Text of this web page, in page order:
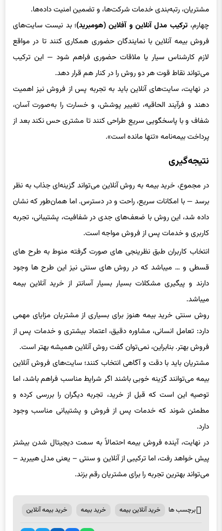
مشتریان، رتبه‌بندی خدمات شرکت‌ها، و تضمین امنیت داده‌ها.
چهارم،ترکیب مدل آنلاین و آفلاین (هومبرید)؛ بد نیست سایت‌های
فروش بیمه آنلاین با نمایندگان حضوری همکاری کنند تا در مواقع
لازم کارشناس سیار یا ملاقات حضوری فراهم شود — این ترکیب
می‌تواند نقاط قوت هر دو روش را در کنار هم قرار دهد.
در نهایت، سایت‌های آنلاین باید به تجربه پس از فروش نیز اهمیت
دهند و فرآیند الحاقیه، تغییر پوشش، و خسارت را به‌صورت آسان،
شفاف و با پاسخگویی سریع طراحی کنند تا مشتری حس نکند بعد از
پرداخت بیمه‌نامه «تنها مانده است».
نتیجه‌گیری
در مجموع، خرید بیمه به روش آنلاین می‌تواند گزینه‌ای جذاب به نظر
برسد — با امکانات سریع، راحت و در دسترس. اما همان‌طور که نشان
داده شد، این روش با ضعف‌های جدی در شفافیت، پشتیبانی، تجربه
کاربری و خدمات پس از فروش مواجه است.
انتخاب کاربران طبق نظرینجی های صورت گرفته منوط به طرح های
قسطی و … میباشد که در روش های سنتی نیز این طرح ها وجود
دارند و پیگیری مشکلات بسیار بسیار آسانتر از خرید آنلاین بیمه
میباشد.
روش سنتی خرید بیمه هنوز برای بسیاری از مشتریان مزایای مهمی
دارد: تعامل انسانی، مشاوره دقیق، اعتماد بیشتری و خدمات پس از
فروش بهتر. بنابراین، نمی‌توان گفت روش آنلاین همیشه بهتر است.
مشتریان باید با دقت و آگاهی انتخاب کنند؛ سایت‌های فروش آنلاین
بیمه می‌توانند گزینه خوبی باشند اگر شرایط مناسب فراهم باشد، اما
توصیه این است که قبل از خرید، تجربه دیگران را بررسی کرده و
مطمئن شوند که خدمات پس از فروش و پشتیبانی مناسب وجود
دارد.
در نهایت، آینده فروش بیمه احتمالاً به سمت دیجیتال شدن بیشتر
پیش خواهد رفت، اما ترکیبی از آنلاین و سنتی – یعنی مدل هیبرید –
می‌تواند بهترین تجربه را برای مشتریان رقم بزند.
برچسب ها خرید آنلاین بیمه خرید بیمه خرید بیمه آنلاین